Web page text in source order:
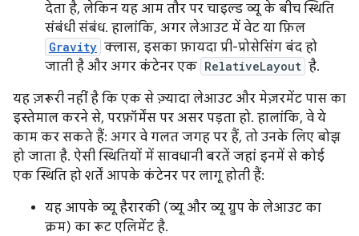
देता है, लेकिन यह आम तौर पर चाइल्ड व्यू के बीच स्थिति
संबंधी संबंध. हालांकि, अगर लेआउट में वेट या फ़िल
Gravity क्लास, इसका फ़ायदा प्री-प्रोसेसिंग बंद हो
जाती है और अगर कंटेनर एक RelativeLayout है.
यह ज़रूरी नहीं है कि एक से ज़्यादा लेआउट और मेज़रमेंट पास का
इस्तेमाल करने से, परफ़ॉर्मेंस पर असर पड़ता हो. हालांकि, वे ये
काम कर सकते हैं: अगर वे गलत जगह पर हैं, तो उनके लिए बोझ
हो जाता है. ऐसी स्थितियों में सावधानी बरतें जहां इनमें से कोई
एक स्थिति हो शर्तें आपके कंटेनर पर लागू होती हैं:
यह आपके व्यू हैरारकी (व्यू और व्यू ग्रुप के लेआउट का
क्रम) का रूट एलिमेंट है.